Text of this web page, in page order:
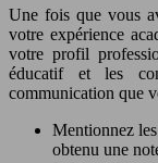
Une fois que vous
votre expérience
votre profil
éducatif et les
communication que
Mentionnez
obtenu une